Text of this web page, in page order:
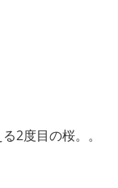
2度目の桜。。